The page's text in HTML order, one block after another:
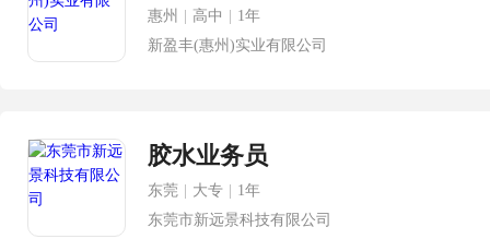
惠州 高中
1年
新盈丰(惠州)实业有限公司
胶水业务员
东莞 大专
1年
东莞市新远景科技有限公司